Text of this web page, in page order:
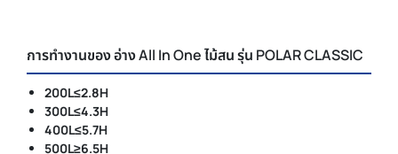
การทำงานของ อ่าง All In One ไม้สน รุ่น POLAR CLASSIC
200L≤2.8H
300L≤4.3H
400L≤5.7H
500L≥6.5H